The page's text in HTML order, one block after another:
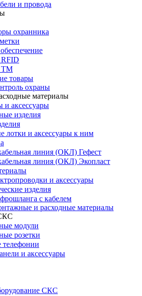
и провода
охранника
RFID
ТМ
товары
охраны
материалы
и аксессуары
изделия
лотки и аксессуары к ним
линия (ОКЛ) Гефест
линия (ОКЛ) Экопласт
и аксессуары
изделия
с кабелем
и расходные материалы
модули
розетки
телефонии
и аксессуары
СКС